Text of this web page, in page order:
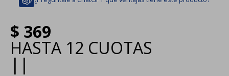
$ 369
HASTA 12 CUOTAS
| |